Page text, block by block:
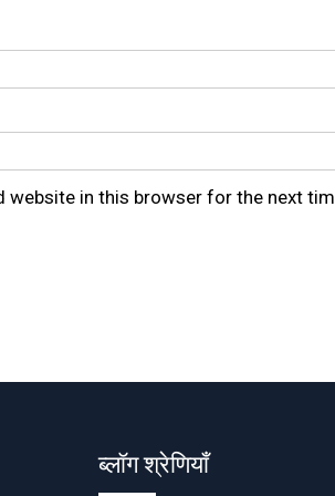
website in this browser for the next
ब्लॉग श्रेणियाँ